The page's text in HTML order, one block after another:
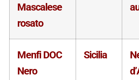
Mascalese
rosato
Menfi DOC
Nero
Sicilia